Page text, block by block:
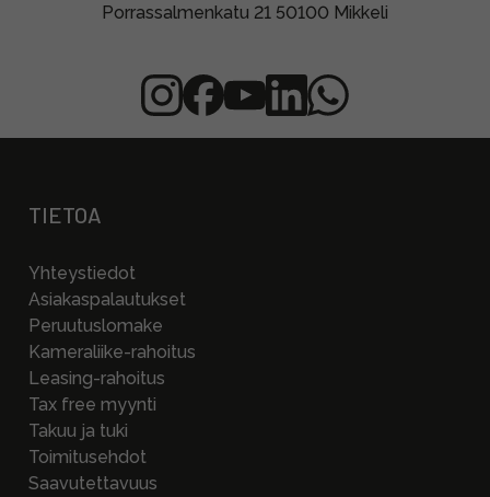
Porrassalmenkatu 21 50100 Mikkeli
TIETOA
Yhteystiedot
Asiakaspalautukset
Peruutuslomake
Kameraliike-rahoitus
Leasing-rahoitus
Tax free myynti
Takuu ja tuki
Toimitusehdot
Saavutettavuus